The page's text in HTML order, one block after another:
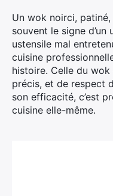
Un wok noirci,
souvent le signe d’un
ustensile mal
cuisine
histoire. Celle du
précis, et de respect
son efficacité, c’est
cuisine elle-même.